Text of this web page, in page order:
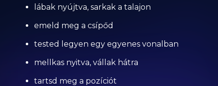
lábak nyújtva, sarkak a talajon
emeld meg a csípőd
tested legyen egy egyenes vonalban
mellkas nyitva, vállak hátra
tartsd meg a pozíciót